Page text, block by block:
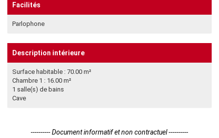
Facilités
Parlophone
Description intérieure
Surface habitable : 70.00 m²
Chambre 1 : 16.00 m²
1 salle(s) de bains
Cave
---------- Document informatif et non contractuel ----------